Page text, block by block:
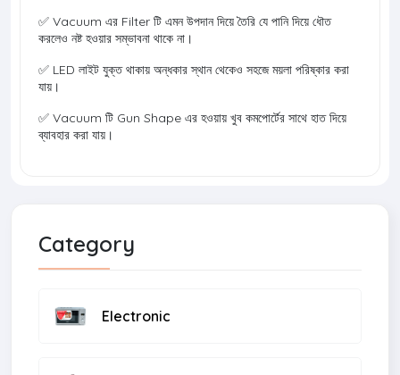
✅ Vacuum এর Filter টি এমন উপদান দিয়ে তৈরি যে পানি দিয়ে ধৌত
করলেও নষ্ট হওয়ার সম্ভাবনা থাকে না।
✅ LED লাইট যুক্ত থাকায় অন্ধকার স্থান থেকেও সহজে ময়লা পরিষ্কার করা
যায়।
✅ Vacuum টি Gun Shape এর হওয়ায় খুব কমপোর্টের সাথে হাত দিয়ে
ব্যাবহার করা যায়।
Category
Electronic